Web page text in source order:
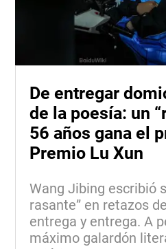
De entregar
de la poesía: un
56 años gana el
Premio Lu Xun
Wang Jibing escribió
rasante” en retazos
entrega y entrega. A
máximo galardón